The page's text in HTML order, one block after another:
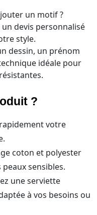
un motif ?
un devis personnalisé
style.
dessin, un prénom
idéale pour
?
votre
coton et polyester
sensibles.
une serviette
à vos besoins ou